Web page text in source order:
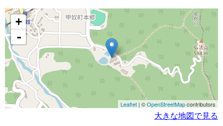
+
-
Leaflet | ©OpenStreetMapcontributors
大きな地図で見る